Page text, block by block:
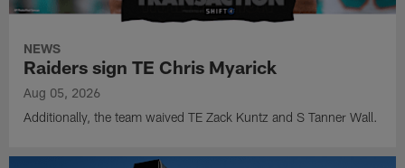
NEWS
Raiders sign TE Chris Myarick
Aug 05, 2026
Additionally, the team waived TE Zack Kuntz and S Tanner Wall.